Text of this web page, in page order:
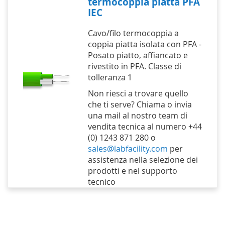
IEC
Cavo/filo termocoppia a
coppia piatta isolata con PFA -
Posato piatto, affiancato e
rivestito in PFA. Classe di
tolleranza 1
Non riesci a trovare quello
che ti serve? Chiama o invia
una mail al nostro team di
vendita tecnica al numero +44
(0) 1243 871 280 o
sales@labfacility.com per
assistenza nella selezione dei
prodotti e nel supporto
tecnico